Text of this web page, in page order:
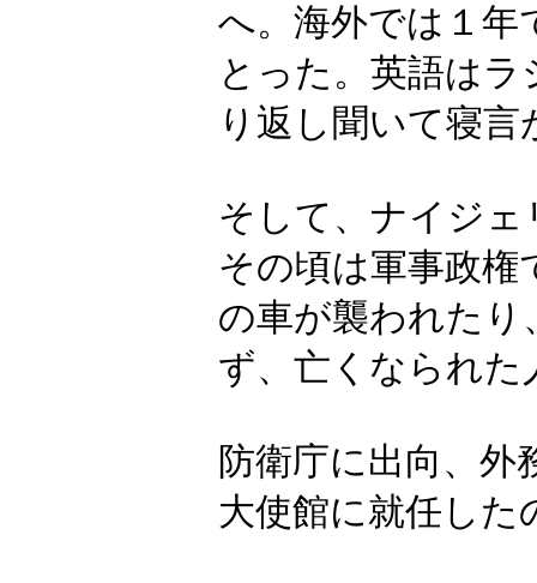
へ。海外では１年
とった。英語は
り返し聞いて寝
そして、ナイジェ
その頃は軍事政権
の車が襲われた
ず、亡くなられ
防衛庁に出向、
大使館に就任した